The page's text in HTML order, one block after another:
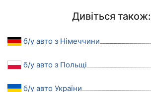
Дивіться також:
б/у авто з Німеччини
б/у авто з Польщі
б/у авто України